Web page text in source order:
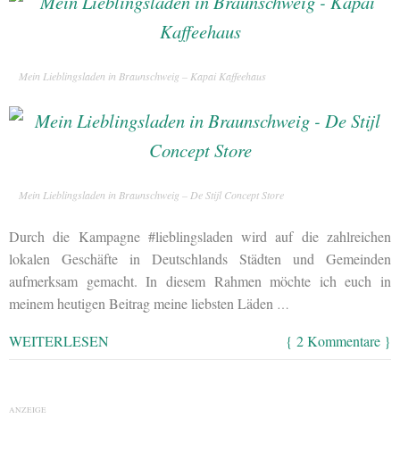
Mein Lieblingsladen in Braunschweig – Kapai Kaffeehaus
Mein Lieblingsladen in Braunschweig – De Stijl Concept Store
Durch die Kampagne #lieblingsladen wird auf die zahlreichen
lokalen Geschäfte in Deutschlands Städten und Gemeinden
aufmerksam gemacht. In diesem Rahmen möchte ich euch in
meinem heutigen Beitrag meine liebsten Läden …
WEITERLESEN { 2 Kommentare }
ANZEIGE